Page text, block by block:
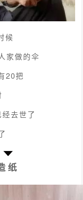
候
家做的伞
20把
去世了
纸